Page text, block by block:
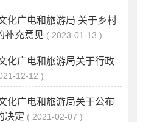
化广电和旅游局 关于乡村
补充意见
2023-01-13
化广电和旅游局关于行政
12-12
化广电和旅游局关于公布
决定
2021-02-07